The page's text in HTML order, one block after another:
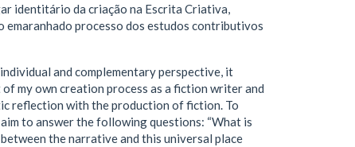
identitário da criação na Escrita Criativa,
emaranhado processo dos estudos contributivos
and complementary perspective, it
my own creation process as a fiction writer and
reflection with the production of fiction. To
to answer the following questions: “What is
the narrative and this universal place